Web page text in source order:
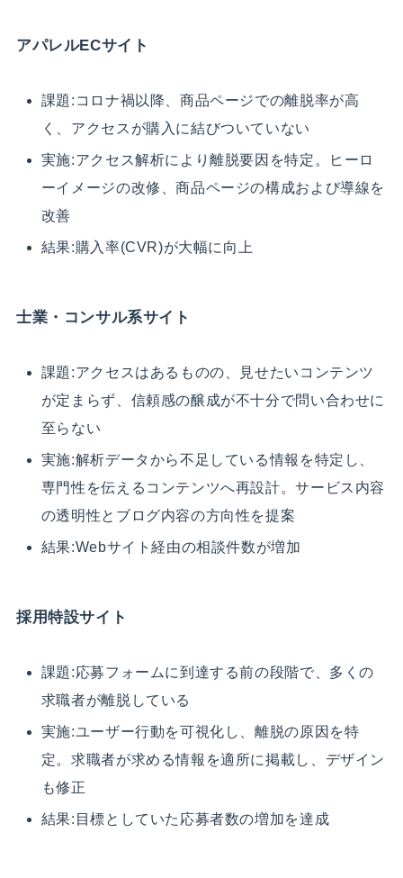
アパレルECサイト
課題:コロナ禍以降、商品ページでの離脱率が高
く、アクセスが購入に結びついていない
実施:アクセス解析により離脱要因を特定。ヒーロ
ーイメージの改修、商品ページの構成および導線を
改善
結果:購入率(CVR)が大幅に向上
士業・コンサル系サイト
課題:アクセスはあるものの、見せたいコンテンツ
が定まらず、信頼感の醸成が不十分で問い合わせに
至らない
実施:解析データから不足している情報を特定し、
専門性を伝えるコンテンツへ再設計。サービス内容
の透明性とブログ内容の方向性を提案
結果:Webサイト経由の相談件数が増加
採用特設サイト
課題:応募フォームに到達する前の段階で、多くの
求職者が離脱している
実施:ユーザー行動を可視化し、離脱の原因を特
定。求職者が求める情報を適所に掲載し、デザイン
も修正
結果:目標としていた応募者数の増加を達成